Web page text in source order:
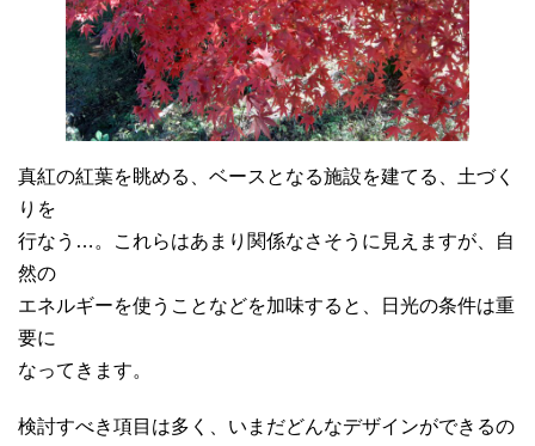
真紅の紅葉を眺める、ベースとなる施設を建てる、土づく
りを
行なう…。これらはあまり関係なさそうに見えますが、自
然の
エネルギーを使うことなどを加味すると、日光の条件は重
要に
なってきます。
検討すべき項目は多く、いまだどんなデザインができるの